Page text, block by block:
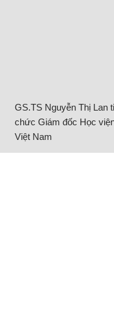
GS.TS Nguyễn Thị Lan
chức Giám đốc Học
Việt Nam